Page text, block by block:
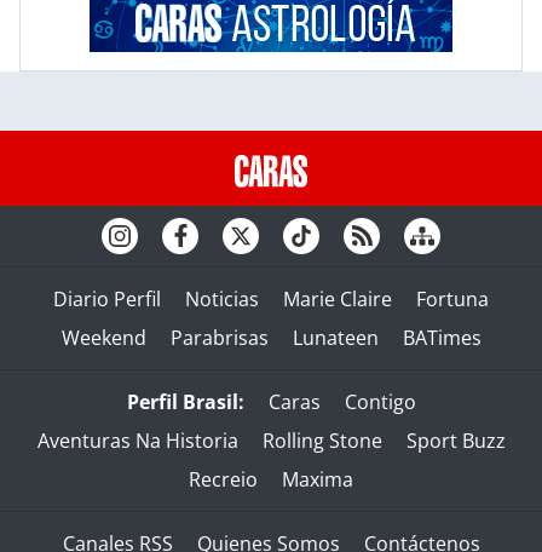
Diario Perfil Noticias Marie Claire
Fortuna
Weekend
Parabrisas Lunateen BATimes
Perfil Brasil: Caras
Contigo
Aventuras Na Historia
Rolling Stone
Sport Buzz
Recreio
Maxima
Canales RSS Quienes Somos Contáctenos